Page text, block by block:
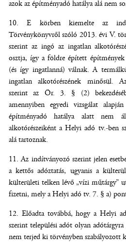
azok az építményadó hatálya alá nem
E körben kiemelte az
Törvénykönyvről szóló 2013. évi V.
szerint az ingó az ingatlan
osztja, így a földre épített építmények
(és így ingatlanná) válnak. A
ingatlan alkotórészének minősül.
szerint az Ör. 3. § (2)
amennyiben egyedi vizsgálat
építményadó hatálya alatt nem
alkotórészeiként a Helyi adó tv.-ben
alá tartoznak.
Az indítványozó szerint jelen
a kettős adóztatás, ugyanis a
külterületi telken lévő „vízi műtárgy”
fizetni, mely a Helyi adó tv. 7. § a)
Előadta továbbá, hogy a Helyi
szerint települési adót olyan
nem terjed ki törvényben szabályozott